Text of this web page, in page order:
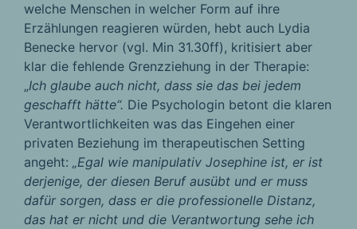
welche Menschen in welcher Form auf ihre
Erzählungen reagieren würden, hebt auch Lydia
Benecke hervor (vgl. Min 31.30ff), kritisiert aber
klar die fehlende Grenzziehung in der Therapie:
„Ich glaube auch nicht, dass sie das bei jedem
geschafft hätte“. Die Psychologin betont die klaren
Verantwortlichkeiten was das Eingehen einer
privaten Beziehung im therapeutischen Setting
angeht: „Egal wie manipulativ Josephine ist, er ist
derjenige, der diesen Beruf ausübt und er muss
dafür sorgen, dass er die professionelle Distanz,
das hat er nicht und die Verantwortung sehe ich